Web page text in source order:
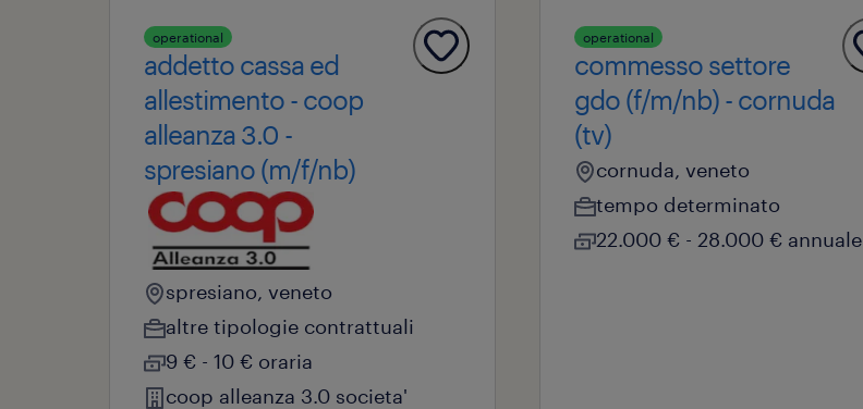
operational
addetto cassa ed
allestimento - coop
alleanza 3.0 -
spresiano (m/f/nb)
spresiano, veneto
altre tipologie contrattuali
9 € - 10 € oraria
coop alleanza 3.0 societa'
operational
commesso settore
gdo (f/m/nb) - cornuda
(tv)
cornuda, veneto
tempo determinato
22.000 € - 28.000 € annuale